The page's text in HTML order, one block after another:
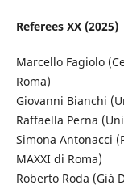
Referees XX (2025)
Marcello Fagiolo
Roma)
Giovanni Bianchi
Raffaella Perna
Simona Antonacci
MAXXI di Roma)
Roberto Roda (Già